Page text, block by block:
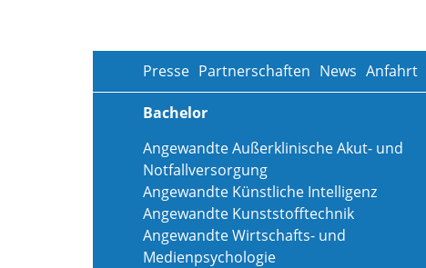
Presse Partnerschaften News Anfahrt
Bachelor
Angewandte Außerklinische Akut- und
Notfallversorgung
Angewandte Künstliche Intelligenz
Angewandte Kunststofftechnik
Angewandte Wirtschafts- und
Medienpsychologie